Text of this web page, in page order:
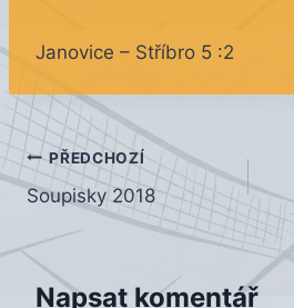
Janovice – Stříbro 5 :2
Navigace
pro
příspěvek
PŘEDCHOZÍ
Soupisky 2018
Napsat komentář